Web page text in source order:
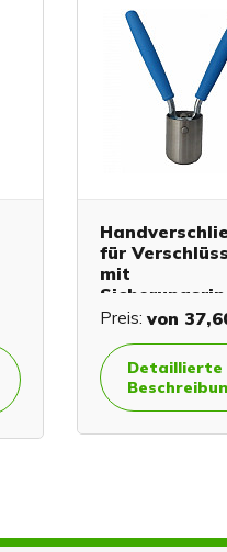
für
mit
Preis: von
Detaillierte